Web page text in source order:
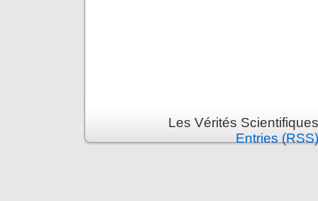
Les Vérités
Entries (RSS)